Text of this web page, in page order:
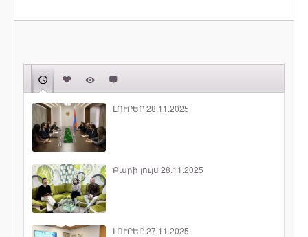
ԼՈՒՐԵՐ 28.11.2025
Բարի լույս 28.11.2025
ԼՈՒՐԵՐ 27.11.2025